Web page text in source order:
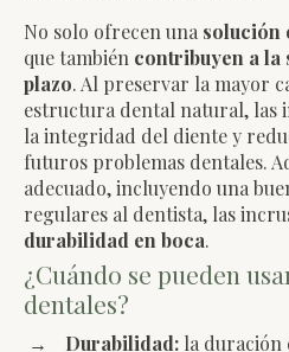
No solo ofrecen una solución
que también contribuyen a la
plazo. Al preservar la mayor
estructura dental natural, las
la integridad del diente y
futuros problemas dentales.
adecuado, incluyendo una
regulares al dentista, las
durabilidad en boca.
¿Cuándo se pueden
dentales?
Durabilidad: la duración